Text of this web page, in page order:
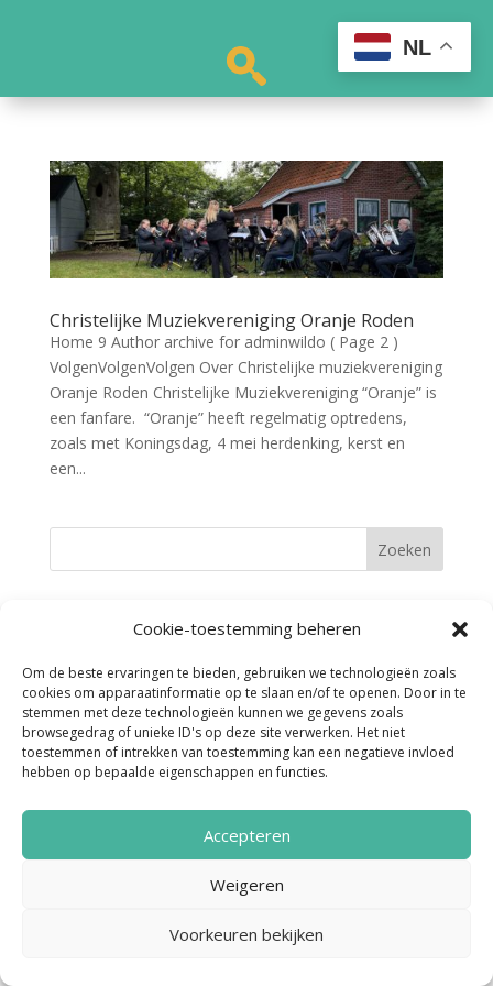
Cookie-toestemming beheren
Om de beste ervaringen te bieden, gebruiken we technologieën zoals
cookies om apparaatinformatie op te slaan en/of te openen. Door in te
stemmen met deze technologieën kunnen we gegevens zoals
browsegedrag of unieke ID's op deze site verwerken. Het niet
toestemmen of intrekken van toestemming kan een negatieve invloed
hebben op bepaalde eigenschappen en functies.
Accepteren
Weigeren
Voorkeuren bekijken
Christelijke Muziekvereniging Oranje Roden
Home 9 Author archive for adminwildo ( Page 2 )
VolgenVolgenVolgen Over Christelijke muziekvereniging
Oranje Roden Christelijke Muziekvereniging “Oranje” is
een fanfare. “Oranje” heeft regelmatig optredens,
zoals met Koningsdag, 4 mei herdenking, kerst en
een...
Noordenveld Helpt © 2022 Ontwerp &
Realisatie:Media Totaal Noord
NL